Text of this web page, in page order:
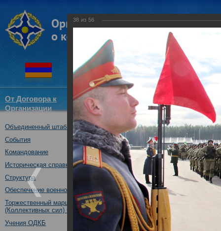
От Договора к
Организации
Структура
Новости
Объединенный штаб ОДКБ
События
Командование
Историческая справка
Структура
Обеспечение военной безопасности
Торжественный марш Войск
(Коллективных сил) ОДКБ
Учения ОДКБ
совместное учение с КСОР
"Мулино", Нижегородская
16.10.2019
38 из 56